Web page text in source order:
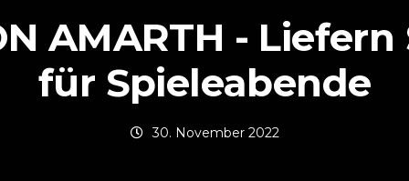
AMARTH -
für Spieleabende
30. November 2022